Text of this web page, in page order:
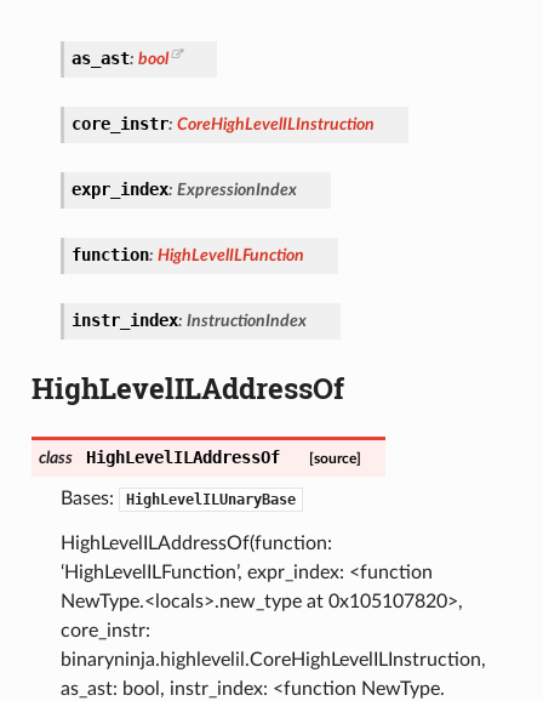
as_ast: bool
core_instr: CoreHighLevelILInstruction
expr_index: ExpressionIndex
function: HighLevelILFunction
instr_index: InstructionIndex
HighLevelILAddressOf
class HighLevelILAddressOf [source]
Bases: HighLevelILUnaryBase
HighLevelILAddressOf(function:
‘HighLevelILFunction’, expr_index: <function
NewType.<locals>.new_type at 0x105107820>,
core_instr:
binaryninja.highlevelil.CoreHighLevelILInstruction,
as_ast: bool, instr_index: <function NewType.